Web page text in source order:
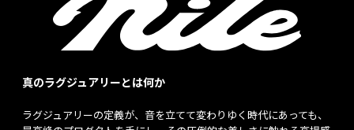
真のラグジュアリーとは何か
ラグジュアリーの定義が、音を立てて変わりゆく時代にあっても、